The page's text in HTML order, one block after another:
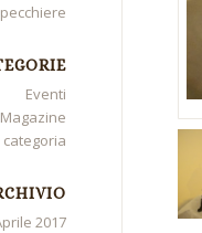
Eventi
Magazine
categoria
2017